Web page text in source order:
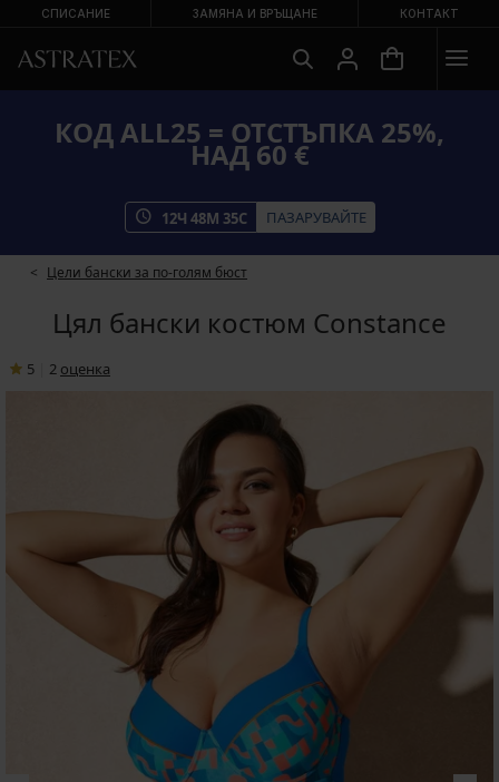
СПИСАНИЕ ЗАМЯНА И ВРЪЩАНЕ КОНТАКТ
КОД ALL25 = ОТСТЪПКА 25%,
НАД 60 €
12Ч 48М 34С ПАЗАРУВАЙТЕ
Цели бански за по-голям бюст
Цял бански костюм Constance
5 2 oценка